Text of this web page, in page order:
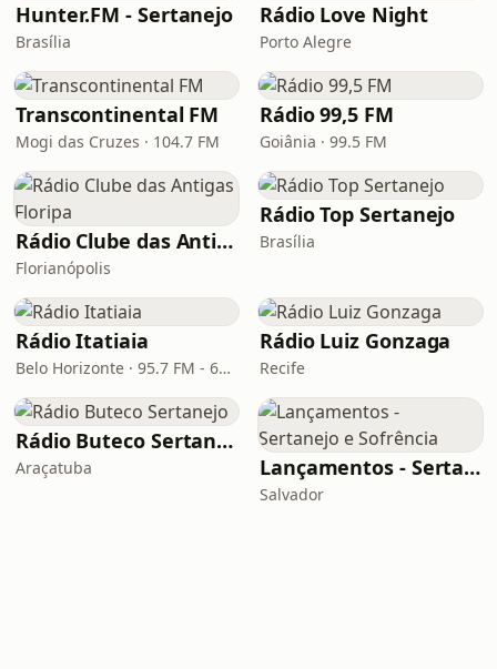
Hunter.FM - Sertanejo
Brasília
Rádio Love Night
Porto Alegre
Transcontinental FM
Mogi das Cruzes · 104.7 FM
Rádio 99,5 FM
Goiânia · 99.5 FM
Rádio Clube das Antigas Floripa
Florianópolis
Rádio Top Sertanejo
Brasília
Rádio Itatiaia
Belo Horizonte · 95.7 FM - 610 AM
Rádio Luiz Gonzaga
Recife
Rádio Buteco Sertanejo
Araçatuba Lançamentos - Sertanejo e Sofrência
Salvador